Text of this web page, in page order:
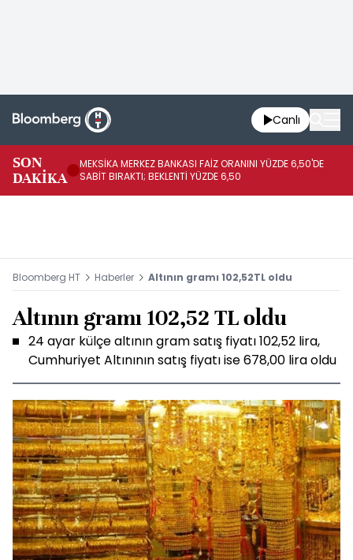
Canlı
SON
DAKİKA
MEKSİKA MERKEZ BANKASI FAİZ ORANINI YÜZDE 6,50'DE
SABİT BIRAKTI; BEKLENTİ YÜZDE 6,50
Bloomberg HT Haberler Altının gramı 102,52TL oldu
Altının gramı 102,52 TL oldu
24 ayar külçe altının gram satış fiyatı 102,52 lira,
Cumhuriyet Altınının satış fiyatı ise 678,00 lira oldu